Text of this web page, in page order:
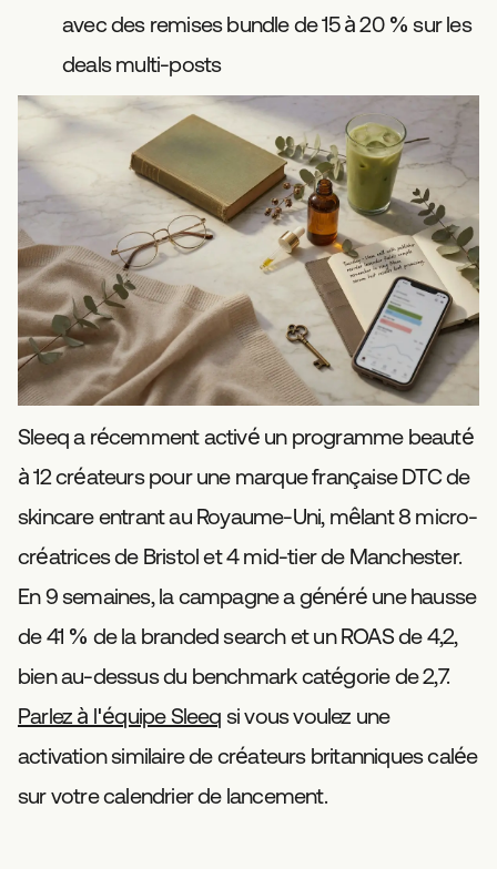
avec des remises bundle de 15 à 20 % sur les
deals multi-posts
Sleeq a récemment activé un programme beauté
à 12 créateurs pour une marque française DTC de
skincare entrant au Royaume-Uni, mêlant 8 micro-
créatrices de Bristol et 4 mid-tier de Manchester.
En 9 semaines, la campagne a généré une hausse
de 41 % de la branded search et un ROAS de 4,2,
bien au-dessus du benchmark catégorie de 2,7.
Parlez à l'équipe Sleeq si vous voulez une
activation similaire de créateurs britanniques calée
sur votre calendrier de lancement.